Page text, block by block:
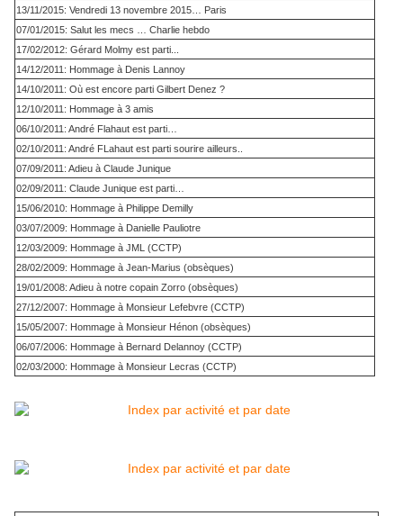
13/11/2015: Vendredi 13 novembre 2015… Paris
07/01/2015: Salut les mecs … Charlie hebdo
17/02/2012: Gérard Molmy est parti...
14/12/2011: Hommage à Denis Lannoy
14/10/2011: Où est encore parti Gilbert Denez ?
12/10/2011: Hommage à 3 amis
06/10/2011: André Flahaut est parti…
02/10/2011: André FLahaut est parti sourire ailleurs..
07/09/2011: Adieu à Claude Junique
02/09/2011: Claude Junique est parti…
15/06/2010: Hommage à Philippe Demilly
03/07/2009: Hommage à Danielle Pauliotre
12/03/2009: Hommage à JML (CCTP)
28/02/2009: Hommage à Jean-Marius (obsèques)
19/01/2008: Adieu à notre copain Zorro (obsèques)
27/12/2007: Hommage à Monsieur Lefebvre (CCTP)
15/05/2007: Hommage à Monsieur Hénon (obsèques)
06/07/2006: Hommage à Bernard Delannoy (CCTP)
02/03/2000: Hommage à Monsieur Lecras (CCTP)